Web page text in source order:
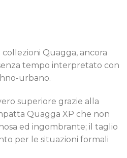
Quagga, ancora
tempo interpretato con
urbano.
superiore grazie alla
Quagga XP che non
ed ingombrante; il taglio
per le situazioni formali